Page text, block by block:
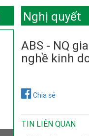
Nghị quyết
ABS - NQ
nghề kinh
Chia sẻ
TIN LIÊN QUAN